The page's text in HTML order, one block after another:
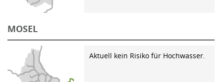
MOSEL
Aktuell kein Risiko für Hochwasser.